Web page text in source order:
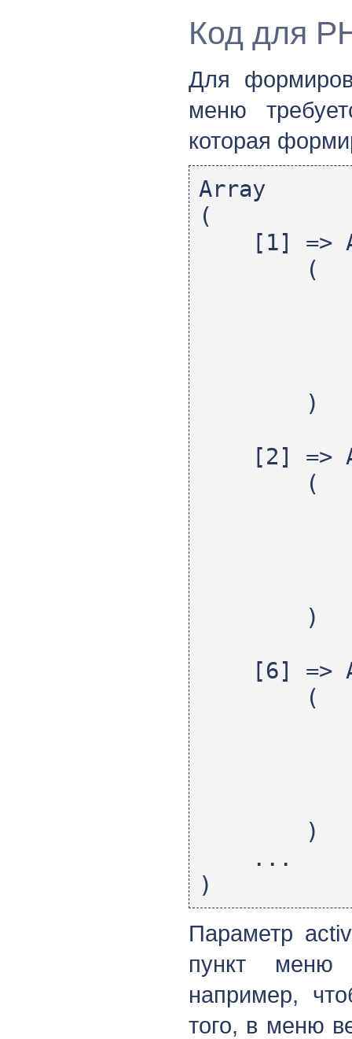
Код для
Для
меню
которая
Array
(
[1] =>
(
)
[2] =>
(
)
[6] =>
(
)
...
)
Параметр
пункт меню
например,
того, в меню